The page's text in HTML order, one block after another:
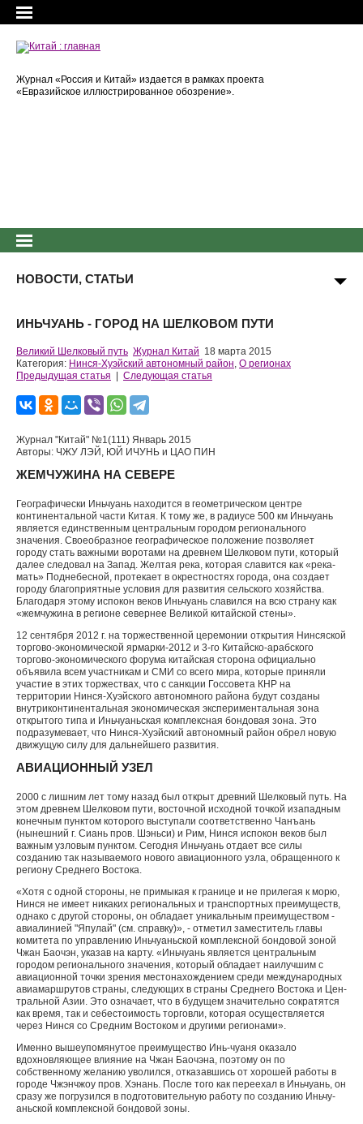
Журнал «Россия и Китай» издается в рамках проекта
«Евразийское иллюстрированное обозрение».
НОВОСТИ, СТАТЬИ
ИНЬЧУАНЬ - ГОРОД НА ШЕЛКОВОМ ПУТИ
Великий Шелковый путь Журнал Китай 18 марта 2015
Категория: Нинся-Хуэйский автономный район, О регионах
Предыдущая статья
Следующая статья
Журнал "Китай" №1(111) Январь 2015
Авторы: ЧЖУ ЛЭЙ, ЮЙ ИЧУНЬ и ЦАО ПИН
ЖЕМЧУЖИНА НА СЕВЕРЕ
Географически Иньчуань находится в геометрическом центре
континен­тальной части Китая. К тому же, в радиусе 500 км Иньчуань
является единственным центральным городом регионального
значения. Своеобразное геогра­фическое положение позволяет
городу стать важными воротами на древнем Шелковом пути, который
далее следовал на Запад. Желтая река, которая славится как «река-
мать» Поднебесной, протекает в окрестностях города, она созда­ет
городу благоприятные условия для развития сельского хозяйства.
Благодаря этому испо­кон веков Иньчуань славился на всю страну как
«жемчужина в регионе севернее Великой китай­ской стены».
12 сентября 2012 г. на торжественной церемонии открытия Нинсяской
торгово-экономической ярмарки-2012 и 3-го Китайско-арабского
торгово-экономического форума китайская сторона официально
объявила всем участникам и СМИ со всего мира, ко­торые приняли
участие в этих торжествах, что с санкции Госсовета КНР на
территории Нинся-Хуэйского автономного района будут созданы
внутриконтинентальная экономиче­ская экспериментальная зона
открытого типа и Иньчуаньская комплексная бондовая зона. Это
подразумевает, что Нинся-Хуэйский автоном­ный район обрел новую
движущую силу для дальнейшего развития.
АВИАЦИОННЫЙ УЗЕЛ
2000 с лишним лет тому назад был открыт древний Шелковый путь. На
этом древнем Шелковом пути, восточной исходной точкой изападным
конечным пунктом которого выступа­ли соответственно Чанъань
(нынешний г. Сиань пров. Шэньси) и Рим, Нинся испокон веков был
важным узловым пунктом. Сегодня Иньчуань от­дает все силы
созданию так называемого нового авиационного узла, обращенного к
региону Сред­него Востока.
«Хотя с одной стороны, не примыкая к грани­це и не прилегая к морю,
Нинся не имеет никаких региональных и транспортных преимуществ,
однако с другой стороны, он обладает уникаль­ным преимуществом -
авиалинией "Япулай" (см. справку)», - отметил заместитель главы
коми­тета по управлению Иньчуаньской комплексной бондовой зоной
Чжан Баочэн, указав на карту. «Иньчуань является центральным
городом регио­нального значения, который обладает наилучшим с
авиационной точки зрения местонахождением среди международных
авиамаршрутов страны, следующих в страны Среднего Востока и Цен­
тральной Азии. Это означает, что в будущем значительно сократятся
как время, так и себе­стоимость торговли, которая осуществляется
через Нинся со Средним Востоком и другими регионами».
Именно вышеупомянутое преимущество Инь-чуаня оказало
вдохновляющее влияние на Чжан Баочэна, поэтому он по
собственному желанию уволился, отказавшись от хорошей работы в
го­роде Чжэнчжоу пров. Хэнань. После того как переехал в Иньчуань, он
сразу же погрузился в подготовительную работу по созданию Иньчу­
аньской комплексной бондовой зоны.